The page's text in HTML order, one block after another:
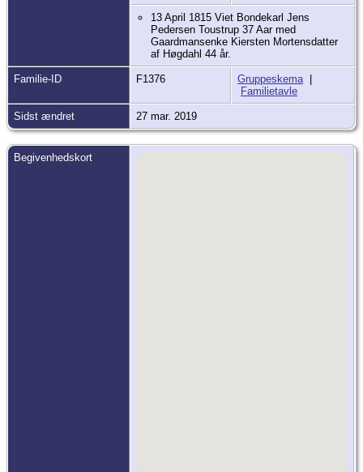
13 April 1815 Viet Bondekarl Jens
Pedersen Toustrup 37 Aar med
Gaardmansenke Kiersten Mortensdatter
af Høgdahl 44 år.
Familie-ID F1376 Gruppeskema|
Familietavle
Sidst ændret 27 mar. 2019
Begivenhedskort